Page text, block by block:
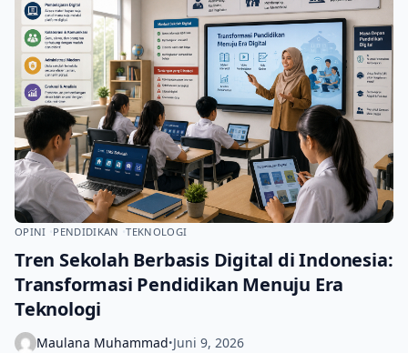
OPINI PENDIDIKAN TEKNOLOGI
Tren Sekolah Berbasis Digital di Indonesia:
Transformasi Pendidikan Menuju Era
Teknologi
Maulana Muhammad•Juni 9, 2026